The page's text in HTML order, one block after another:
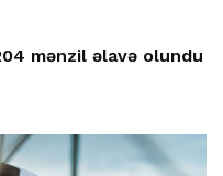
mənzil əlavə olundu